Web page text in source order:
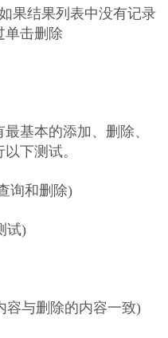
果结果列表中没有记录
单击删除
基本的添加、删除、
下测试。
询和删除)
试)
容与删除的内容一致)